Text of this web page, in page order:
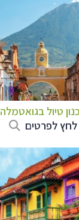
טיול בגואטמלה
לחץ לפרטים